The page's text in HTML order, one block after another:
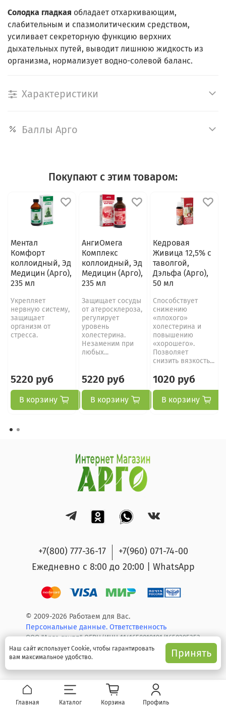
Солодка гладкая обладает отхаркивающим,
слабительным и спазмолитическим средством,
усиливает секреторную функцию верхних
дыхательных путей, выводит лишнюю жидкость из
организма, нормализует водно-солевой баланс.
Характеристики
Баллы Арго
Покупают с этим товаром:
Ментал
Комфорт
коллоидный, Эд
Медицин (Арго),
235 мл
Укрепляет
нервную систему,
защищает
организм от
стресса.
5220 руб
В корзину
АнгиОмега
Комплекс
коллоидный, Эд
Медицин (Арго),
235 мл
Защищает сосуды
от атеросклероза,
регулирует
уровень
холестерина.
Незаменим при
любых...
5220 руб
В корзину
Кедровая
Живица 12,5% с
таволгой,
Дэльфа (Арго),
50 мл
Способствует
снижению
«плохого»
холестерина и
повышению
«хорошего».
Позволяет
снизить вязкость...
1020 руб
В корзину
+7(800) 777-36-17
+7(960) 071-74-00
Ежедневно с 8:00 до 20:00 | WhatsApp
© 2009-2026 Работаем для Вас.
Персональные данные. Ответственность
ООО "Арго групп" ОГРН/ИНН 1141650019191/1650295353
Главная Каталог Корзина Профиль
Наш сайт использует Cookie, чтобы гарантировать
вам максимальное удобство.
Принять